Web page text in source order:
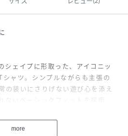
シェイプに形取った、アイコニッ
ャツ。シンプルながらも主張の
の装いにさりげない遊び心を添え
ないベーシックフィットを採用
more